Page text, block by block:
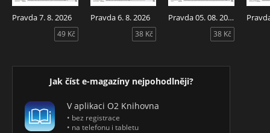
Pravda 7. 8. 2026
49 Kč
Pravda 6. 8. 2026
38 Kč
Pravda 05. 08. 2026
38 Kč
Jak číst e-magazíny nejpohodlněji?
V aplikaci O2 Knihovna
• bez registrace
• na telefonu i tabletu